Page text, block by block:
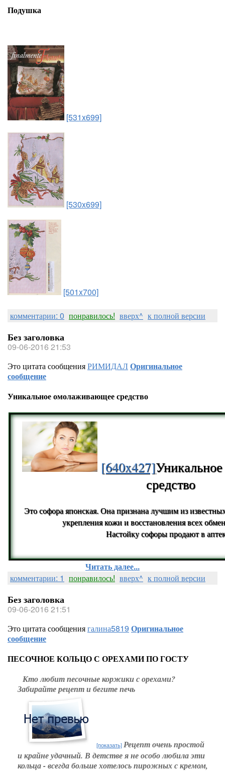
Подушка
[531x699]
[530x699]
[501x700]
комментарии: 0 понравилось! вверх^ к полной версии
Без заголовка
09-06-2016 21:53
Это цитата сообщенияРИМИДАЛОригинальное
сообщение
Уникальное омолаживающее средство
[640x427]
средство
Это софора японская. Она признана лучшим из
укрепления кожи и восстановления всех
Настойку софоры продают в
Читать далее...
комментарии: 1 понравилось! вверх^ к полной версии
Без заголовка
09-06-2016 21:51
Это цитата сообщениягалина5819 Оригинальное
сообщение
ПЕСОЧНОЕ КОЛЬЦО С ОРЕХАМИ ПО ГОСТУ
Кто любит песочные коржики с орехами?
Забирайте рецепт и бегите печь
[показать] Рецепт очень простой
и крайне удачный. В детстве я не особо любила эти
кольца - всегда больше хотелось пирожных с кремом,